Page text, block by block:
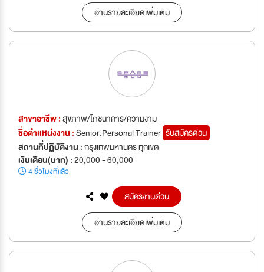
อ่านรายละเอียดเพิ่มเติม
สาขาอาชีพ :สุขภาพ/โภชนาการ/ความงาม
ชื่อตำเเหน่งงาน :Senior.Personal Trainer รับสมัครด่วน
สถานที่ปฏิบัติงาน :กรุงเทพมหานคร ทุกเขต
เงินเดือน(บาท) :20,000 - 60,000
4 ชั่วโมงที่แล้ว
สมัครงานด่วน
อ่านรายละเอียดเพิ่มเติม